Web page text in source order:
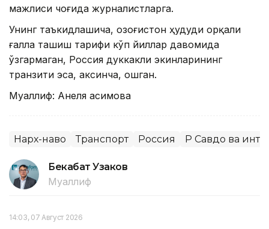
мажлиси чоғида журналистларга.
Унинг таъкидлашича, Қозоғистон ҳудуди орқали
ғалла ташиш тарифи кўп йиллар давомида
ўзгармаган, Россия дуккакли экинларининг
транзити эса, аксинча, ошган.
Муаллиф: Анеля Қасимова
Нарх-наво Транспорт Россия ҚР Савдо ва
Бекабат Узаков
Муаллиф
14:03, 07 Август 2026